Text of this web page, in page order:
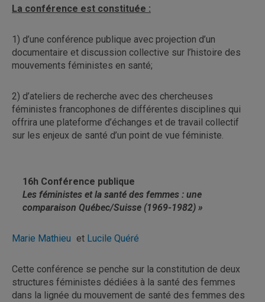
La conférence est constituée :
1) d’une conférence publique avec projection d’un
documentaire et discussion collective sur l’histoire des
mouvements féministes en santé;
2) d’ateliers de recherche avec des chercheuses
féministes francophones de différentes disciplines qui
offrira une plateforme d’échanges et de travail collectif
sur les enjeux de santé d’un point de vue féministe.
16h Conférence publique
Les féministes et la santé des femmes : une
comparaison Québec/Suisse (1969-1982) »
Marie Mathieu et Lucile Quéré
Cette conférence se penche sur la constitution de deux
structures féministes dédiées à la santé des femmes
dans la lignée du mouvement de santé des femmes des